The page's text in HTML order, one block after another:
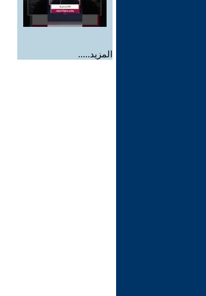
المزيد.....